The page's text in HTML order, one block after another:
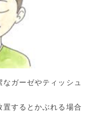
ガーゼやティッシュ
置するとかぶれる場合